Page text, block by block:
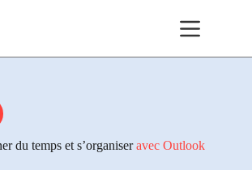
du temps et s’organiseravec Outlook